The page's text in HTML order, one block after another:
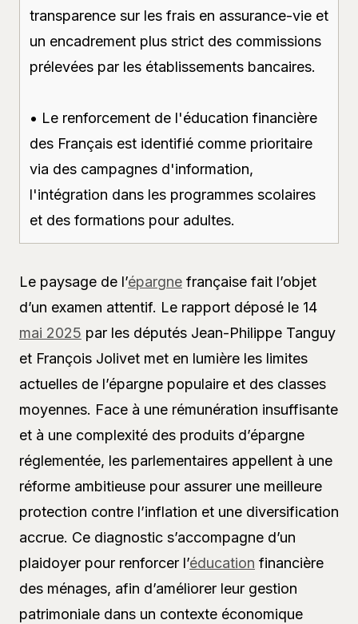
transparence sur les frais en assurance-vie et
un encadrement plus strict des commissions
prélevées par les établissements bancaires.
• Le renforcement de l'éducation financière
des Français est identifié comme prioritaire
via des campagnes d'information,
l'intégration dans les programmes scolaires
et des formations pour adultes.
Le paysage de l’épargne française fait l’objet
d’un examen attentif. Le rapport déposé le 14
mai 2025 par les députés Jean-Philippe Tanguy
et François Jolivet met en lumière les limites
actuelles de l’épargne populaire et des classes
moyennes. Face à une rémunération insuffisante
et à une complexité des produits d’épargne
réglementée, les parlementaires appellent à une
réforme ambitieuse pour assurer une meilleure
protection contre l’inflation et une diversification
accrue. Ce diagnostic s’accompagne d’un
plaidoyer pour renforcer l’éducation financière
des ménages, afin d’améliorer leur gestion
patrimoniale dans un contexte économique